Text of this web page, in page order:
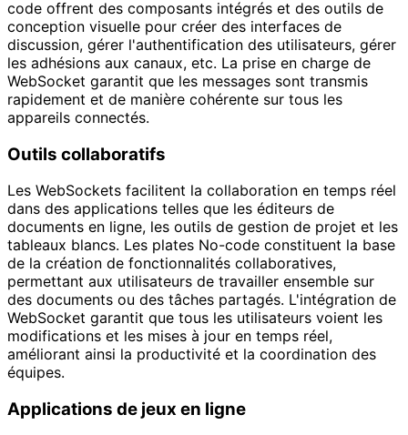
code offrent des composants intégrés et des outils de
conception visuelle pour créer des interfaces de
discussion, gérer l'authentification des utilisateurs, gérer
les adhésions aux canaux, etc. La prise en charge de
WebSocket garantit que les messages sont transmis
rapidement et de manière cohérente sur tous les
appareils connectés.
Outils collaboratifs
Les WebSockets facilitent la collaboration en temps réel
dans des applications telles que les éditeurs de
documents en ligne, les outils de gestion de projet et les
tableaux blancs. Les plates No-code constituent la base
de la création de fonctionnalités collaboratives,
permettant aux utilisateurs de travailler ensemble sur
des documents ou des tâches partagés. L'intégration de
WebSocket garantit que tous les utilisateurs voient les
modifications et les mises à jour en temps réel,
améliorant ainsi la productivité et la coordination des
équipes.
Applications de jeux en ligne